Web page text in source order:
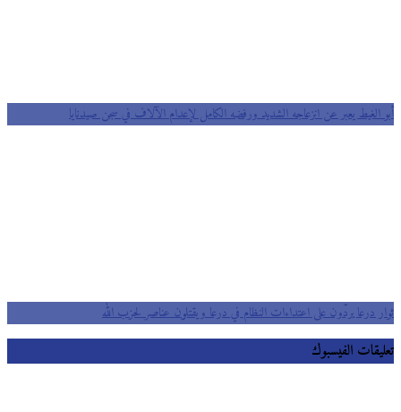
أبو الغيط يعبر عن انزعاجه الشديد ورفضه الكامل لإعدام الآلاف في سجن صيدنايا
ثوار درعا يردّون على اعتداءات النظام في درعا ويقتلون عناصر لحزب الله
تعليقات الفيسبوك